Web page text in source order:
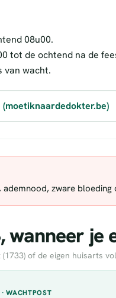
08u00.
tot de ochtend na de
van wacht.
(moetiknaardedokter.be)
zware
je
of de eigen huisarts
WACHTPOST